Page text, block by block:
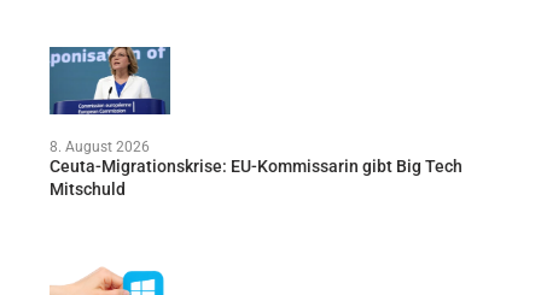
8. August 2026
Ceuta-Migrationskrise: EU-Kommissarin gibt Big Tech
Mitschuld